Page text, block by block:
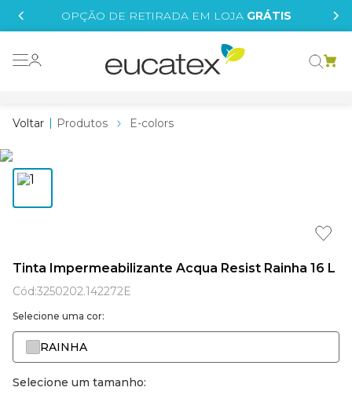
OPÇÃO DE RETIRADA EM LOJA GRÁTIS
Produtos E-colors
Tinta Impermeabilizante Acqua Resist Rainha 16 L
Cód:3250202.142272E
Selecione uma cor:
RAINHA
Selecione um tamanho:
tinta
tinta